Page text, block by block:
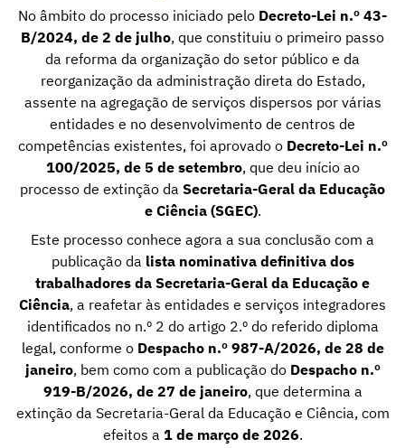
No âmbito do processo iniciado pelo Decreto-Lei n.º 43-
B/2024, de 2 de julho, que constituiu o primeiro passo
da reforma da organização do setor público e da
reorganização da administração direta do Estado,
assente na agregação de serviços dispersos por várias
entidades e no desenvolvimento de centros de
competências existentes, foi aprovado o Decreto-Lei n.º
100/2025, de 5 de setembro, que deu início ao
processo de extinção da Secretaria-Geral da Educação
e Ciência (SGEC).
Este processo conhece agora a sua conclusão com a
publicação da lista nominativa definitiva dos
trabalhadores da Secretaria-Geral da Educação e
Ciência, a reafetar às entidades e serviços integradores
identificados no n.º 2 do artigo 2.º do referido diploma
legal, conforme o Despacho n.º 987-A/2026, de 28 de
janeiro, bem como com a publicação do Despacho n.º
919-B/2026, de 27 de janeiro, que determina a
extinção da Secretaria-Geral da Educação e Ciência, com
efeitos a 1 de março de 2026.